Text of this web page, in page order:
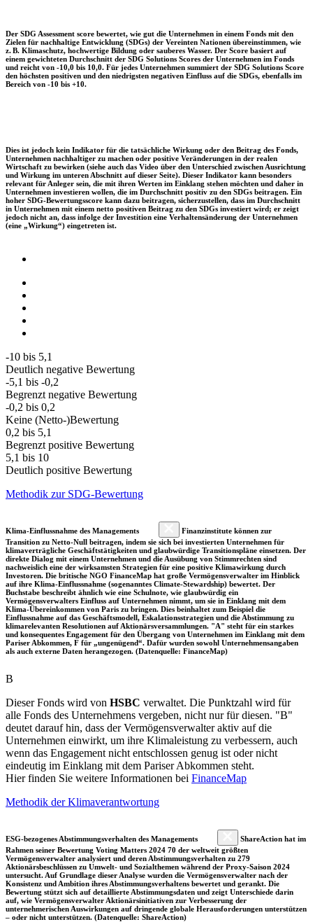
Der SDG Assessment score bewertet, wie gut die Unternehmen in einem Fonds mit den
Zielen für nachhaltige Entwicklung (SDGs) der Vereinten Nationen übereinstimmen, wie
z. B. Klimaschutz, hochwertige Bildung oder sauberes Wasser. Der Score basiert auf
einem gewichteten Durchschnitt der SDG Solutions Scores der Unternehmen im Fonds
und reicht von -10,0 bis 10,0. Für jedes Unternehmen summiert der SDG Solutions Score
den höchsten positiven und den niedrigsten negativen Einfluss auf die SDGs, ebenfalls im
Bereich von -10 bis +10.
Dies ist jedoch kein Indikator für die tatsächliche Wirkung oder den Beitrag des Fonds,
Unternehmen nachhaltiger zu machen oder positive Veränderungen in der realen
Wirtschaft zu bewirken (siehe auch das Video über den Unterschied zwischen Ausrichtung
und Wirkung im unteren Abschnitt auf dieser Seite). Dieser Indikator kann besonders
relevant für Anleger sein, die mit ihren Werten im Einklang stehen möchten und daher in
Unternehmen investieren wollen, die im Durchschnitt positiv zu den SDGs beitragen. Ein
hoher SDG-Bewertungsscore kann dazu beitragen, sicherzustellen, dass im Durchschnitt
in Unternehmen mit einem netto positiven Beitrag zu den SDGs investiert wird; er zeigt
jedoch nicht an, dass infolge der Investition eine Verhaltensänderung der Unternehmen
(eine „Wirkung“) eingetreten ist.
-10 bis 5,1
Deutlich negative Bewertung
-5,1 bis -0,2
Begrenzt negative Bewertung
-0,2 bis 0,2
Keine (Netto-)Bewertung
0,2 bis 5,1
Begrenzt positive Bewertung
5,1 bis 10
Deutlich positive Bewertung
Methodik zur SDG-Bewertung
Klima-Einflussnahme des Managements
Finanzinstitute können zur
Transition zu Netto-Null beitragen, indem sie sich bei investierten Unternehmen für
klimaverträgliche Geschäftstätigkeiten und glaubwürdige Transitionspläne einsetzen. Der
direkte Dialog mit einem Unternehmen und die Ausübung von Stimmrechten sind
nachweislich eine der wirksamsten Strategien für eine positive Klimawirkung durch
Investoren. Die britische NGO FinanceMap hat große Vermögensverwalter im Hinblick
auf ihre Klima-Einflussnahme (sogenanntes Climate-Stewardship) bewertet. Der
Buchstabe beschreibt ähnlich wie eine Schulnote, wie glaubwürdig ein
Vermögensverwalters Einfluss auf Unternehmen nimmt, um sie in Einklang mit dem
Klima-Übereinkommen von Paris zu bringen. Dies beinhaltet zum Beispiel die
Einflussnahme auf das Geschäftsmodell, Eskalationsstrategien und die Abstimmung zu
klimarelevanten Resolutionen auf Aktionärsversammlungen. "A" steht für ein starkes
und konsequentes Engagement für den Übergang von Unternehmen im Einklang mit dem
Pariser Abkommen, F für „ungenügend“. Dafür wurden sowohl Unternehmensangaben
als auch externe Daten herangezogen. (Datenquelle: FinanceMap)
B
Dieser Fonds wird von HSBC verwaltet. Die Punktzahl wird für
alle Fonds des Unternehmens vergeben, nicht nur für diesen. "B"
deutet darauf hin, dass der Vermögensverwalter aktiv auf die
Unternehmen einwirkt, um ihre Klimaleistung zu verbessern, auch
wenn das Engagement nicht entschlossen genug ist oder nicht
eindeutig im Einklang mit dem Pariser Abkommen steht.
Hier finden Sie weitere Informationen bei FinanceMap
Methodik der Klimaverantwortung
ESG-bezogenes Abstimmungsverhalten des Managements
ShareAction hat im
Rahmen seiner Bewertung Voting Matters 2024 70 der weltweit größten
Vermögensverwalter analysiert und deren Abstimmungsverhalten zu 279
Aktionärsbeschlüssen zu Umwelt- und Sozialthemen während der Proxy-Saison 2024
untersucht. Auf Grundlage dieser Analyse wurden die Vermögensverwalter nach der
Konsistenz und Ambition ihres Abstimmungsverhaltens bewertet und gerankt. Die
Bewertung stützt sich auf detaillierte Abstimmungsdaten und zeigt Unterschiede darin
auf, wie Vermögensverwalter Aktionärsinitiativen zur Verbesserung der
unternehmerischen Auswirkungen auf dringende globale Herausforderungen unterstützen
– oder nicht unterstützen. (Datenquelle: ShareAction)